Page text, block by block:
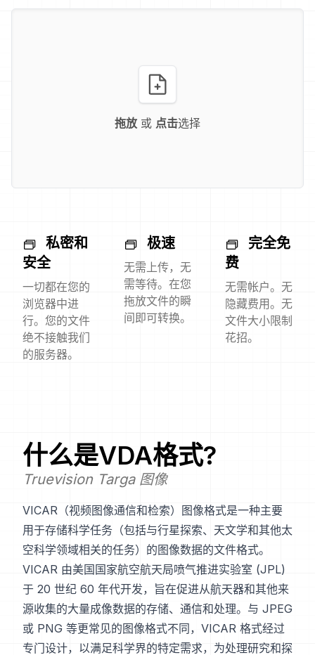
拖放 或 点击选择
私密和
安全
一切都在您的
浏览器中进
行。您的文件
绝不接触我们
的服务器。
极速
无需上传，无
需等待。在您
拖放文件的瞬
间即可转换。
完全免
费
无需帐户。无
隐藏费用。无
文件大小限制
花招。
什么是VDA格式?
Truevision Targa 图像
VICAR（视频图像通信和检索）图像格式是一种主要
用于存储科学任务（包括与行星探索、天文学和其他太
空科学领域相关的任务）的图像数据的文件格式。
VICAR 由美国国家航空航天局喷气推进实验室 (JPL)
于 20 世纪 60 年代开发，旨在促进从航天器和其他来
源收集的大量成像数据的存储、通信和处理。与 JPEG
或 PNG 等更常见的图像格式不同，VICAR 格式经过
专门设计，以满足科学界的特定需求，为处理研究和探